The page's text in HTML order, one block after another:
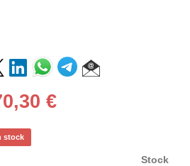
€
stock
Stock